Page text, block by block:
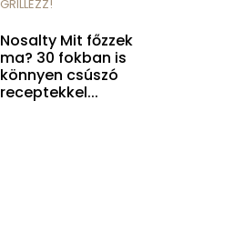
GRILLEZZ!
Nosalty Mit főzzek
ma? 30 fokban is
könnyen csúszó
receptekkel...